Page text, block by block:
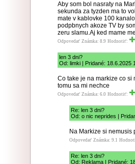
Aby som bol nasraty na
sekunda za tyzden ma to
mate v kablovke 100
podpbnych akoze TV by
zeru slamu.Aj ked mame
Odpovedať Známka: 8.9 Hodnotiť:
len 3 dni?
Od: limki | Pridané: 18.6.2025
Co take je na markize co si
tomu sa mi nechce
Odpovedať Známka: 6.0 Hodnotiť:
Re: len 3 dni?
Od: o nic neprides |
Na Markize si nemusis
Odpovedať Známka: 9.1
Re: len 3 dni?
Od: Reklama | Pridané: